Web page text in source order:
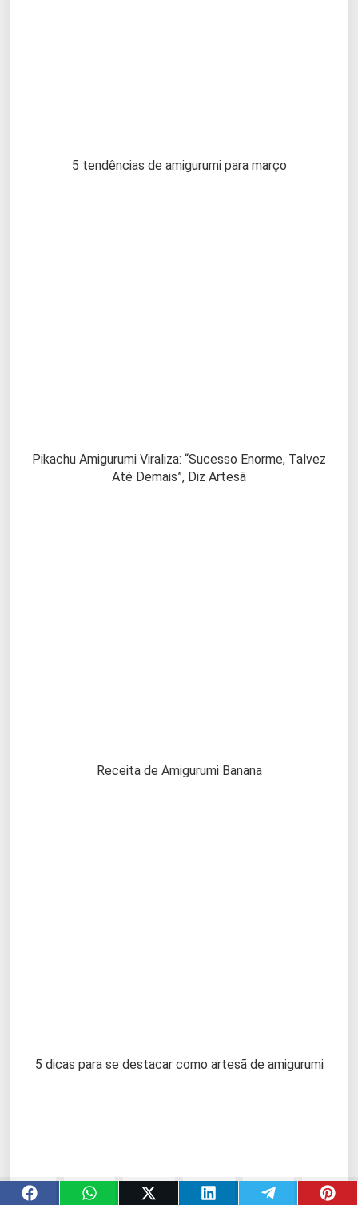
5 tendências de amigurumi para março
Pikachu Amigurumi Viraliza: “Sucesso Enorme, Talvez
Até Demais”, Diz Artesã
Receita de Amigurumi Banana
5 dicas para se destacar como artesã de amigurumi